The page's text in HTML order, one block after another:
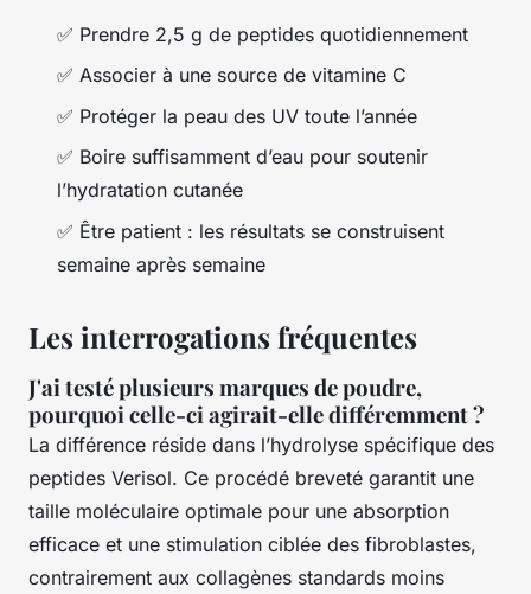
✅ Prendre 2,5 g de peptides quotidiennement
✅ Associer à une source de vitamine C
✅ Protéger la peau des UV toute l’année
✅ Boire suffisamment d’eau pour soutenir
l’hydratation cutanée
✅ Être patient : les résultats se construisent
semaine après semaine
Les interrogations fréquentes
J'ai testé plusieurs marques de poudre,
pourquoi celle-ci agirait-elle différemment ?
La différence réside dans l’hydrolyse spécifique des
peptides Verisol. Ce procédé breveté garantit une
taille moléculaire optimale pour une absorption
efficace et une stimulation ciblée des fibroblastes,
contrairement aux collagènes standards moins